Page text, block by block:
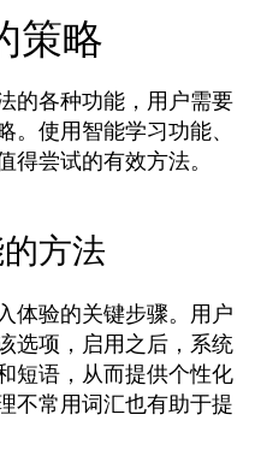
策略
的各种功能，用户需要
使用智能学习功能、
尝试的有效方法。
方法
体验的关键步骤。用户
选项，启用之后，系统
短语，从而提供个性化
不常用词汇也有助于提